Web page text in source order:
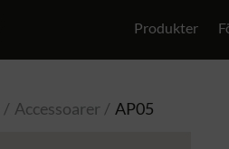
Produkter
Accessoarer AP05